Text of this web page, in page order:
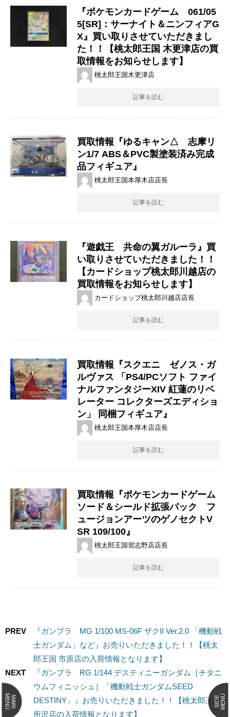
『ポケモンカードゲーム 061/05
5[SR]：サーナイト＆ニンフィアG
X』買い取りさせていただきまし
た！！【桃太郎王国 木更津店の買
取情報をお知らせします】
桃太郎王国木更津店
記事を読む
買取情報『ゆるキャン△ 志摩リ
ン​1/7 ​ABS＆PVC製塗装済み完成
品フィギュア』
桃太郎王国本厚木店店長
記事を読む
『遊戯王 共命の翼ガルーラ』買
い取りさせていただきました！！
【カードショップ桃太郎川越店の
買取情報をお知らせします】
カードショップ桃太郎川越店店長
記事を読む
買取情報『スクエニ ゼノス・ガ
ルヴァス ​「PS4/PCソフト ​ファイ
ナルファンタジーXIV ​紅蓮のリベ
レーター ​コレクターズエディショ
ン」 ​同梱フィギュア』
桃太郎王国本厚木店店長
記事を読む
買取情報『ポケモンカードゲーム ​
ソード＆シールド拡張パック フ
ュージョンアーツのゲノセクトV ​
SR ​109/100』
桃太郎王国習志野店店長
記事を読む
PREV
『ガンプラ MG 1/100 MS-06F ザクII Ver.2.0 「機動戦
士ガンダム」など』お売りいただきました！！【桃太
郎王国 市原店の入荷情報となります】
NEXT
『ガンプラ RG 1/144 デスティニーガンダム［チタニ
ウムフィニッシュ］「機動戦士ガンダムSEED
DESTINY」』お売りいただきました！！【桃太郎王国
所沢店の入荷情報となります】
MAIN
MENU SIDEMENU